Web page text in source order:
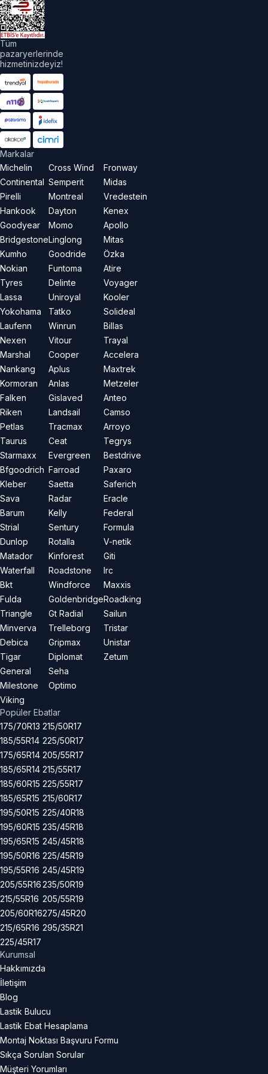
Tüm
pazaryerlerinde
hizmetinizdeyiz!
Markalar
Michelin
Continental
Pirelli
Hankook
Goodyear
Bridgestone
Kumho
Nokian
Tyres
Lassa
Yokohama
Laufenn
Nexen
Marshal
Nankang
Kormoran
Falken
Riken
Petlas
Taurus
Starmaxx
Bfgoodrich
Kleber
Sava
Barum
Strial
Dunlop
Matador
Waterfall
Bkt
Fulda
Triangle
Minverva
Debica
Tigar
General
Milestone
Viking
Cross Wind
Semperit
Montreal
Dayton
Momo
Linglong
Goodride
Funtoma
Delinte
Uniroyal
Tatko
Winrun
Vitour
Cooper
Aplus
Anlas
Gislaved
Landsail
Tracmax
Ceat
Evergreen
Farroad
Saetta
Radar
Kelly
Sentury
Rotalla
Kinforest
Roadstone
Windforce
Goldenbridge
Gt Radial
Trelleborg
Gripmax
Diplomat
Seha
Optimo
Fronway
Midas
Vredestein
Kenex
Apollo
Mitas
Özka
Atire
Voyager
Kooler
Solideal
Billas
Trayal
Accelera
Maxtrek
Metzeler
Anteo
Camso
Arroyo
Tegrys
Bestdrive
Paxaro
Saferich
Eracle
Federal
Formula
V-netik
Giti
Irc
Maxxis
Roadking
Sailun
Tristar
Unistar
Zetum
Popüler Ebatlar
175/70R13
185/55R14
175/65R14
185/65R14
185/60R15
185/65R15
195/50R15
195/60R15
195/65R15
195/50R16
195/55R16
205/55R16
215/55R16
205/60R16
215/65R16
225/45R17
215/50R17
225/50R17
205/55R17
215/55R17
225/55R17
215/60R17
225/40R18
235/45R18
245/45R18
225/45R19
245/45R19
235/50R19
205/55R19
275/45R20
295/35R21
Kurumsal
Hakkımızda
İletişim
Blog
Lastik Bulucu
Lastik Ebat Hesaplama
Montaj Noktası Başvuru Formu
Sıkça Sorulan Sorular
Müşteri Yorumları